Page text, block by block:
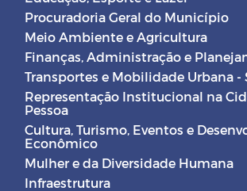
Procuradoria Geral do Município
Meio Ambiente e Agricultura
Finanças, Administração e
Transportes e Mobilidade Urbana -
Representação Institucional na
Pessoa
Cultura, Turismo, Eventos e
Econômico
Mulher e da Diversidade Humana
Infraestrutura